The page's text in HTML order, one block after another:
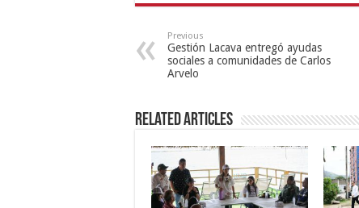
Previous
Gestión Lacava entregó ayudas
sociales a comunidades de Carlos
Arvelo
Related Articles